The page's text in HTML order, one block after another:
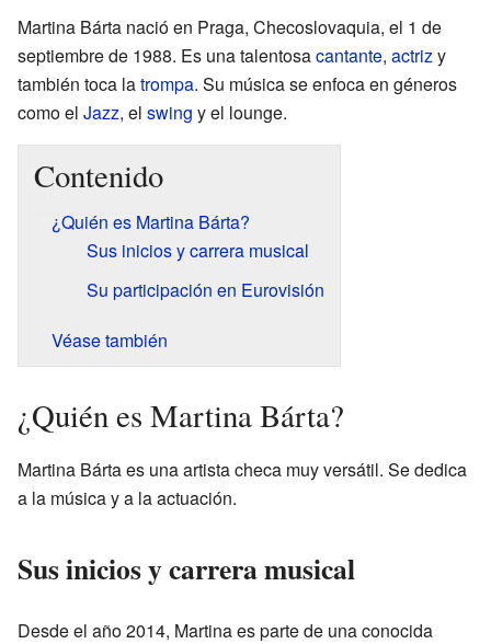
Martina Bárta nació en Praga, Checoslovaquia, el 1 de
septiembre de 1988. Es una talentosacantante, actrizy
también toca latrompa. Su música se enfoca en géneros
como el Jazz, el swing y el lounge.
Contenido
¿Quién es Martina Bárta?
Sus inicios y carrera musical
Su participación en Eurovisión
Véase también
¿Quién es Martina Bárta?
Martina Bárta es una artista checa muy versátil. Se dedica
a la música y a la actuación.
Sus inicios y carrera musical
Desde el año 2014, Martina es parte de una conocida